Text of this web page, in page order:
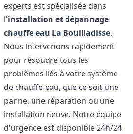
experts est spécialisée dans
l'installation et dépannage
chauffe eau La Bouilladisse.
Nous intervenons rapidement
pour résoudre tous les
problèmes liés à votre système
de chauffe-eau, que ce soit une
panne, une réparation ou une
installation neuve. Notre équipe
d'urgence est disponible 24h/24